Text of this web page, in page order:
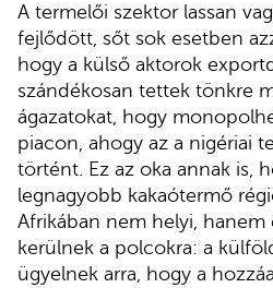
A termelői szektor lassan
fejlődött, sőt sok esetben
hogy a külső aktorok
szándékosan tettek tönkre
ágazatokat, hogy
piacon, ahogy az a nigériai
történt. Ez az oka annak is,
legnagyobb kakaótermő
Afrikában nem helyi,
kerülnek a polcokra: a
ügyelnek arra, hogy a